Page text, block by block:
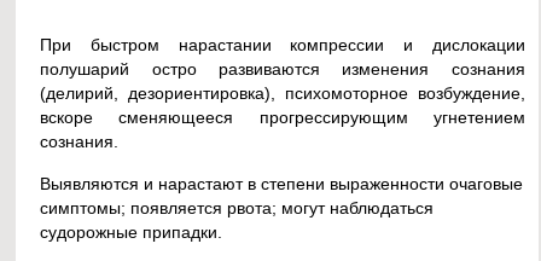
При быстром нарастании компрессии и дислокации
полушарий остро развиваются изменения сознания
(делирий, дезориентировка), психомоторное возбуждение,
вскоре сменяющееся прогрессирующим угнетением
сознания.
Выявляются и нарастают в степени выраженности очаговые
симптомы; появляется рвота; могут наблюдаться
судорожные припадки.